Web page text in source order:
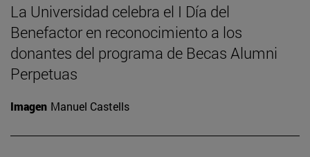
La Universidad celebra el I Día del
Benefactor en reconocimiento a los
donantes del programa de Becas Alumni
Perpetuas
Imagen Manuel Castells